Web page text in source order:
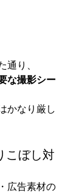
り、
な撮影シー
かなり厳し
こぼし対
広告素材の